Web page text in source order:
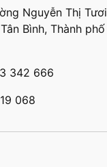
Nguyễn Thị
Bình, Thành
342 666
068